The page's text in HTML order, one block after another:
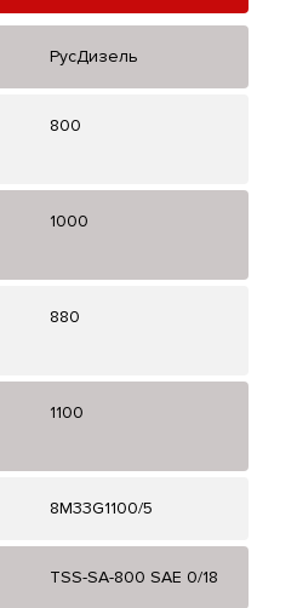
РусДизель
800
1000
880
1100
8M33G1100/5
TSS-SA-800 SAE 0/18